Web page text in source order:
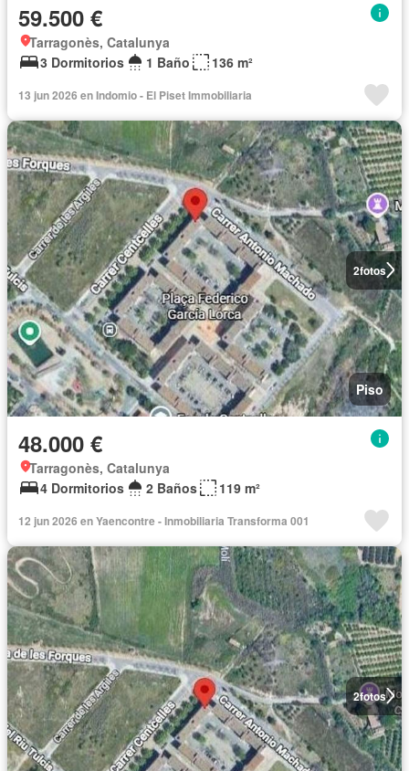
59.500 €
Tarragonès, Catalunya
3 Dormitorios
1 Baño 136 m²
13 jun 2026 en Indomio - El Piset Immobiliaria
2fotos
Piso
48.000 €
Tarragonès, Catalunya
4 Dormitorios
2 Baños 119 m²
12 jun 2026 en Yaencontre - Inmobiliaria Transforma 001
2fotos